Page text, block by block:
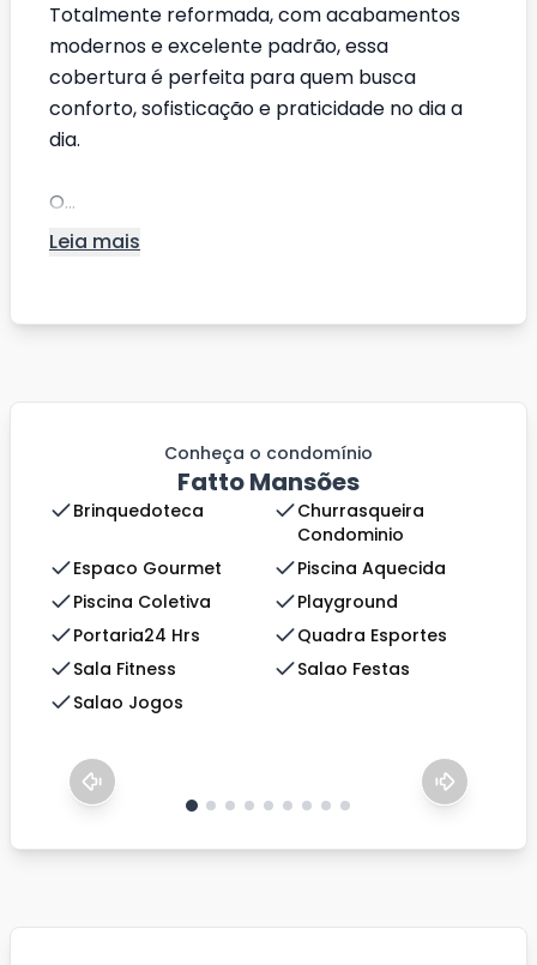
Totalmente reformada, com acabamentos
modernos e excelente padrão, essa
cobertura é perfeita para quem busca
conforto, sofisticação e praticidade no dia a
dia.
O...
Leia mais
Conheça o condomínio
Fatto Mansões
Brinquedoteca
Churrasqueira
Condominio
Espaco Gourmet
Piscina Aquecida
Piscina Coletiva
Playground
Portaria24 Hrs
Quadra Esportes
Sala Fitness
Salao Festas
Salao Jogos